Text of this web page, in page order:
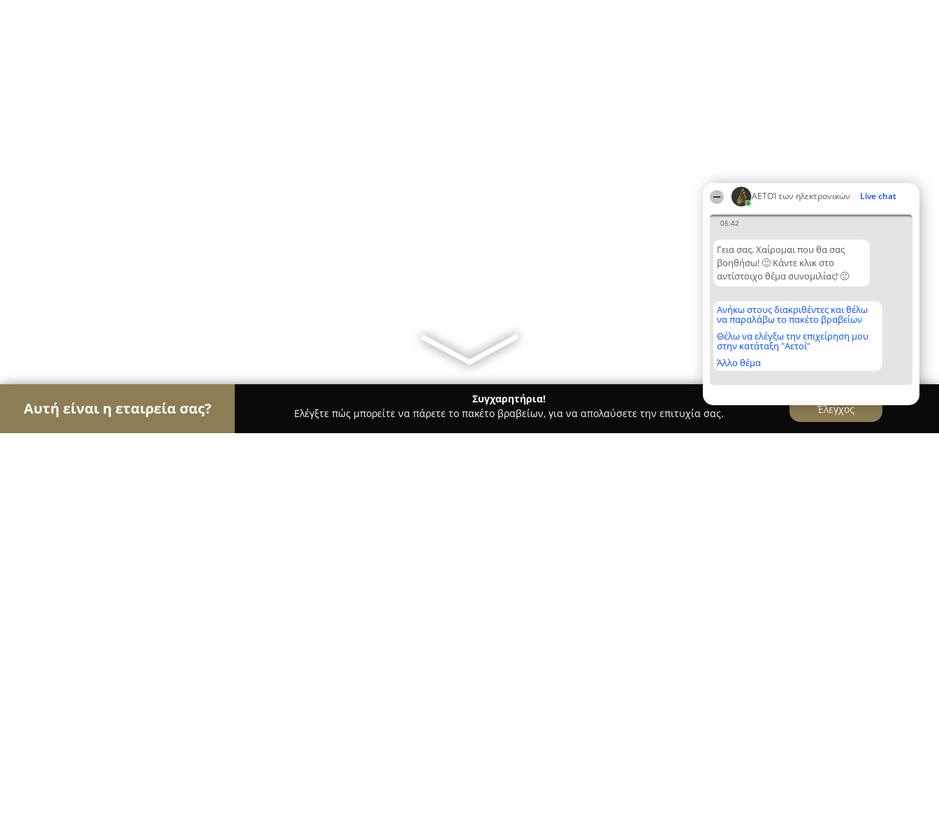
ΑΕΤΟΊ των ηλεκτρονικών Live chat
05:42
Γεια σας. Χαίρομαι που θα σας
βοηθήσω! 🙂 Κάντε κλικ στο
αντίστοιχο θέμα συνομιλίας! 🙂
Ανήκω στους διακριθέντες και θέλω
να παραλάβω το πακέτο βραβείων
Θέλω να ελέγξω την επιχείρηση μου
στην κατάταξη "Αετοί"
Άλλο θέμα
Αυτή είναι η εταιρεία σας?
Συγχαρητήρια!
Ελέγξτε πώς μπορείτε να πάρετε το πακέτο βραβείων, για να απολαύσετε την επιτυχία σας.
Έλεγχος